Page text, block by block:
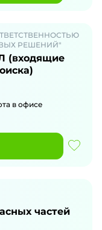
РЕШЕНИЙ"
(входящие
в офисе
частей